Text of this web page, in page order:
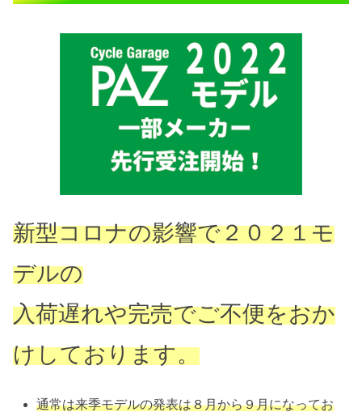
新型コロナの影響で２０２１モ
デルの
入荷遅れや完売でご不便をおか
けしております。
通常は来季モデルの発表は８月から９月になってお